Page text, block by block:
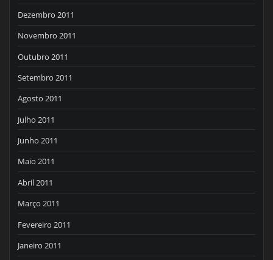
Dezembro 2011
Novembro 2011
Outubro 2011
Setembro 2011
Agosto 2011
Julho 2011
Junho 2011
Maio 2011
Abril 2011
Março 2011
Fevereiro 2011
Janeiro 2011